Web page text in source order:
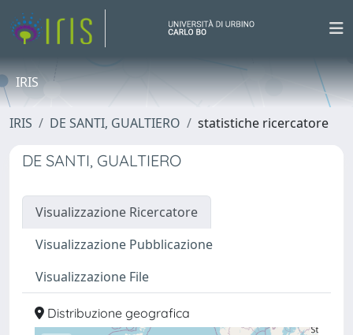
IRIS
IRIS DE SANTI, GUALTIERO statistiche ricercatore
DE SANTI, GUALTIERO
Visualizzazione Ricercatore
Visualizzazione Pubblicazione
Visualizzazione File
Distribuzione geografica